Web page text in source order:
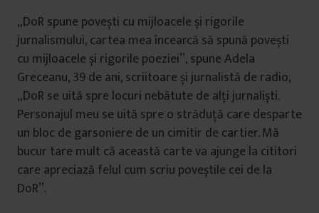
„DoR spune povești cu mijloacele și rigorile
jurnalismului, cartea mea încearcă să spună povești
cu mijloacele și rigorile poeziei”, spune Adela
Greceanu, 39 de ani, scriitoare și jurnalistă de radio,
„DoR se uită spre locuri nebătute de alți jurnaliști.
Personajul meu se uită spre o străduță care desparte
un bloc de garsoniere de un cimitir de cartier. Mă
bucur tare mult că această carte va ajunge la cititori
care apreciază felul cum scriu poveștile cei de la
DoR”.